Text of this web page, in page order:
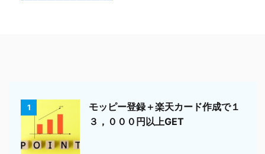
1
モッピー登録＋楽天カード作成で１
３，０００円以上GET